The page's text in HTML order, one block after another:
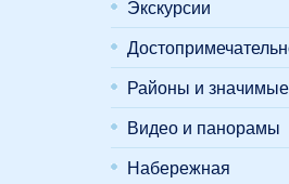
Экскурсии
Районы и
Видео и панорамы
Набережная